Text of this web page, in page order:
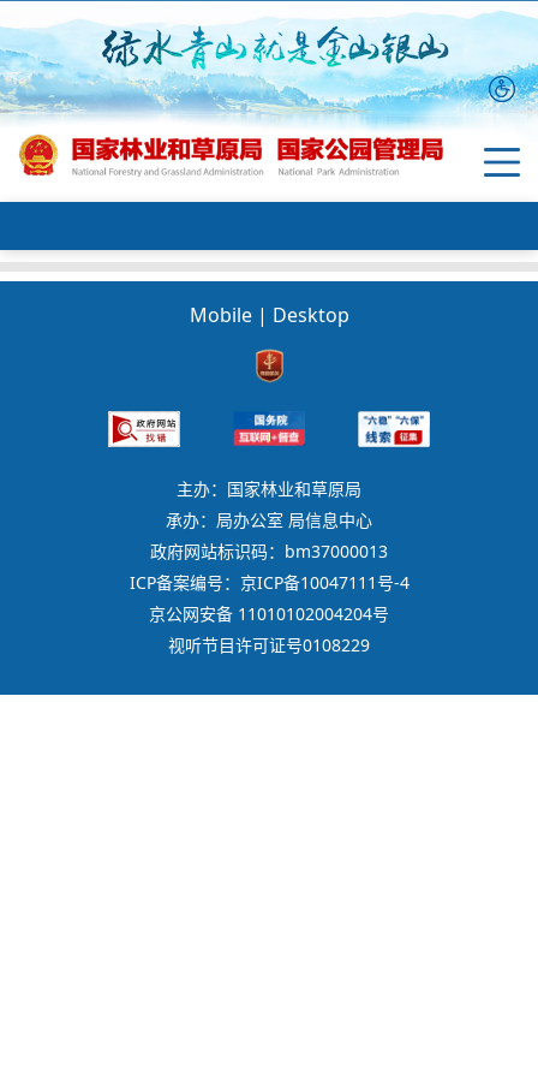
Mobile | Desktop
主办：国家林业和草原局
承办：局办公室 局信息中心
政府网站标识码：bm37000013
ICP备案编号：京ICP备10047111号-4
京公网安备 11010102004204号
视听节目许可证号0108229